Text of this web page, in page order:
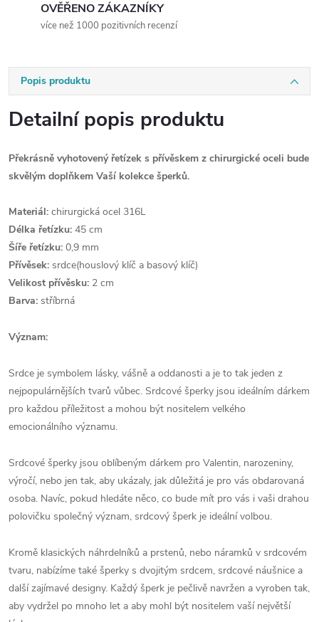
OVĚŘENO ZÁKAZNÍKY
více než 1000 pozitivních recenzí
Popis produktu
Detailní popis produktu
Překrásně vyhotovený řetízek s přívěskem z chirurgické oceli bude
skvělým doplňkem Vaší kolekce šperků.
Materiál: chirurgická ocel 316L
Délka řetízku: 45 cm
Šíře řetízku: 0,9 mm
Přívěsek: srdce(houslový klíč a basový klíč)
Velikost přívěsku: 2 cm
Barva: stříbrná
Význam:
Srdce je symbolem lásky, vášně a oddanosti a je to tak jeden z
nejpopulárnějších tvarů vůbec. Srdcové šperky jsou ideálním dárkem
pro každou příležitost a mohou být nositelem velkého
emocionálního významu.
Srdcové šperky jsou oblíbeným dárkem pro Valentin, narozeniny,
výročí, nebo jen tak, aby ukázaly, jak důležitá je pro vás obdarovaná
osoba. Navíc, pokud hledáte něco, co bude mít pro vás i vaši drahou
polovičku společný význam, srdcový šperk je ideální volbou.
Kromě klasických náhrdelníků a prstenů, nebo náramků v srdcovém
tvaru, nabízíme také šperky s dvojitým srdcem, srdcové náušnice a
další zajímavé designy. Každý šperk je pečlivě navržen a vyroben tak,
aby vydržel po mnoho let a aby mohl být nositelem vaší největší